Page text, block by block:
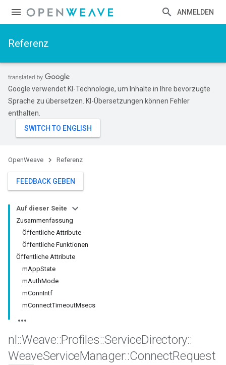
ANMELDEN
Referenz
Google verwendet KI-Technologie, um Inhalte in Ihre bevorzugte
Sprache zu übersetzen. KI-Übersetzungen können Fehler
enthalten.
OpenWeave Referenz
FEEDBACK GEBEN
Auf dieser Seite
Zusammenfassung
Öffentliche Attribute
Öffentliche Funktionen
Öffentliche Attribute
mAppState
mAuthMode
mConnIntf
mConnectTimeoutMsecs
nl ::Weave::Profiles::ServiceDirectory::
WeaveServiceManager::ConnectRequest